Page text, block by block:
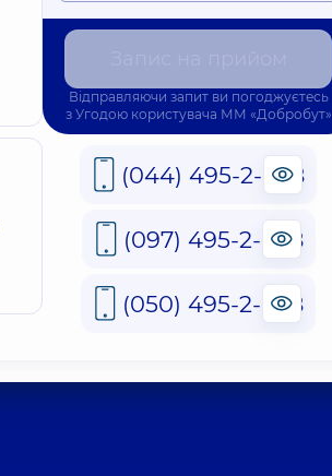
Відправляючи запит ви погоджуєтесь
з Угодою користувача ММ «Добробут»
(044) 495-2-888
(097) 495-2-888
(050) 495-2-888